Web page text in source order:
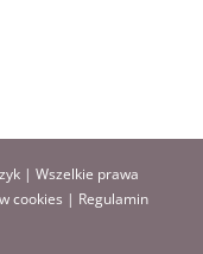
| Wszelkie prawa
cookies | Regulamin